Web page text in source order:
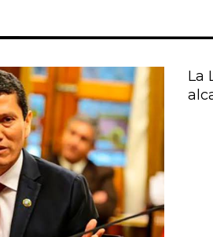
La
Página
PáginaPágina